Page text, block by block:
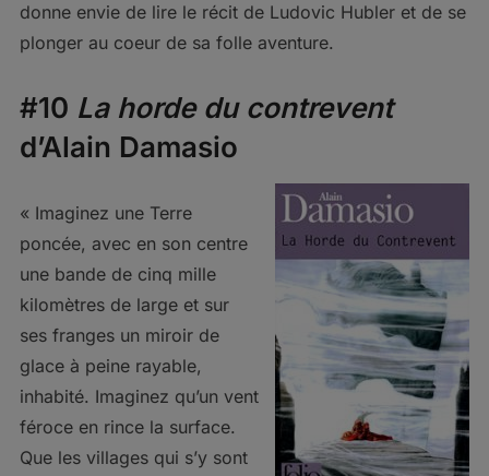
donne envie de lire le récit de Ludovic Hubler et de se
plonger au coeur de sa folle aventure.
#10 La horde du contrevent
d’Alain Damasio
« Imaginez une Terre
poncée, avec en son centre
une bande de cinq mille
kilomètres de large et sur
ses franges un miroir de
glace à peine rayable,
inhabité. Imaginez qu’un vent
féroce en rince la surface.
Que les villages qui s’y sont